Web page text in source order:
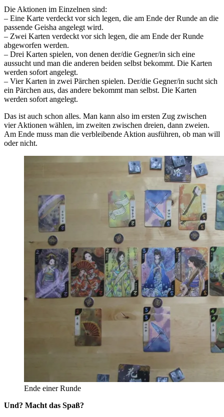
Die Aktionen im Einzelnen sind:
– Eine Karte verdeckt vor sich legen, die am Ende der Runde an die
passende Geisha angelegt wird.
– Zwei Karten verdeckt vor sich legen, die am Ende der Runde
abgeworfen werden.
– Drei Karten spielen, von denen der/die Gegner/in sich eine
aussucht und man die anderen beiden selbst bekommt. Die Karten
werden sofort angelegt.
– Vier Karten in zwei Pärchen spielen. Der/die Gegner/in sucht sich
ein Pärchen aus, das andere bekommt man selbst. Die Karten
werden sofort angelegt.
Das ist auch schon alles. Man kann also im ersten Zug zwischen
vier Aktionen wählen, im zweiten zwischen dreien, dann zweien.
Am Ende muss man die verbleibende Aktion ausführen, ob man will
oder nicht.
Ende einer Runde
Und? Macht das Spaß?